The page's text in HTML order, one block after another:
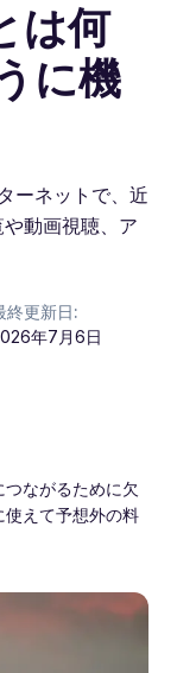
は何
に機
ーネットで、近
動画視聴、ア
終更新日:
年7月6日
ながるために欠
えて予想外の料